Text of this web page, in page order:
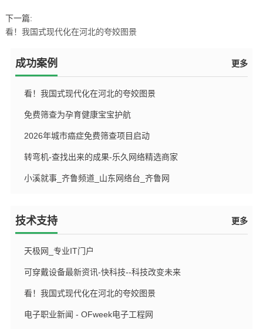
下一篇:
看！我国式现代化在河北的夸姣图景
成功案例 更多
看！我国式现代化在河北的夸姣图景
{dede:field name='pubdate' function='GetDateMk(@me)'/}
免费筛查为孕育健康宝宝护航
{dede:field name='pubdate' function='GetDateMk(@me)'/}
2026年城市癌症免费筛查项目启动
{dede:field name='pubdate' function='GetDateMk(@me)'/}
转弯机-查找出来的成果-乐久网络精选商家
{dede:field name='pubdate' function='GetDateMk(@me)'/}
小溪就事_齐鲁频道_山东网络台_齐鲁网
技术支持 更多
天极网_专业IT门户
{dede:field name='pubdate' function='GetDateMk(@me)'/}
可穿戴设备最新资讯-快科技--科技改变未来
{dede:field name='pubdate' function='GetDateMk(@me)'/}
看！我国式现代化在河北的夸姣图景
{dede:field name='pubdate' function='GetDateMk(@me)'/}
电子职业新闻 - OFweek电子工程网